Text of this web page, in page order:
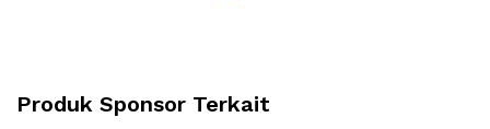
Produk Sponsor Terkait